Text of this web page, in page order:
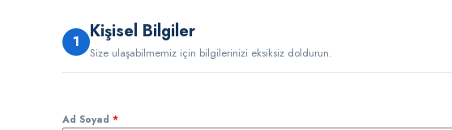
1 Kişisel Bilgiler
Size ulaşabilmemiz için bilgilerinizi eksiksiz doldurun.
Ad Soyad *